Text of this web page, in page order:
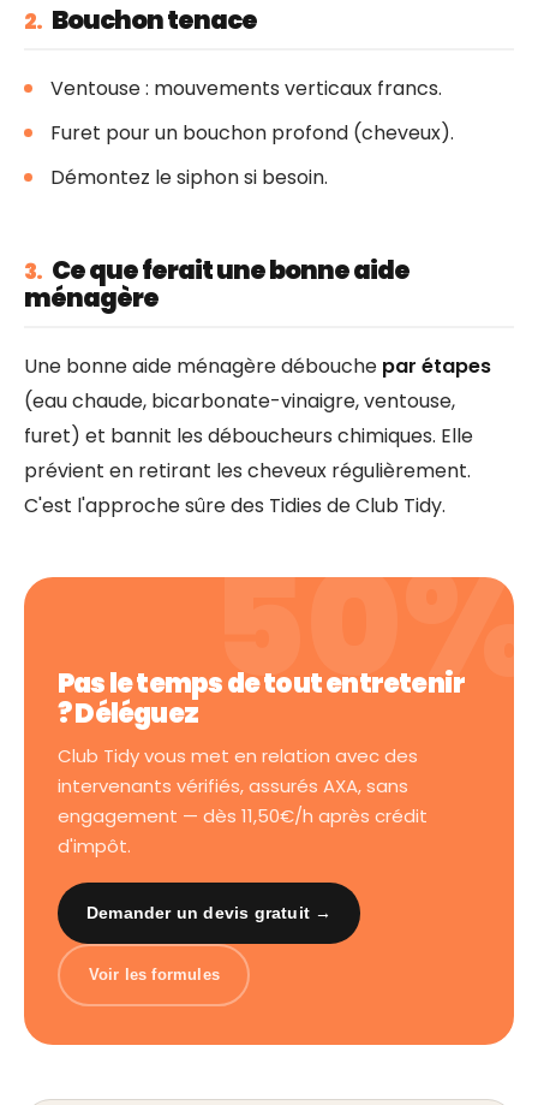
2. Bouchon tenace
Ventouse : mouvements verticaux francs.
Furet pour un bouchon profond (cheveux).
Démontez le siphon si besoin.
3. Ce que ferait une bonne aide
ménagère
Une bonne aide ménagère débouche par étapes
(eau chaude, bicarbonate-vinaigre, ventouse,
furet) et bannit les déboucheurs chimiques. Elle
prévient en retirant les cheveux régulièrement.
C'est l'approche sûre des Tidies de Club Tidy.
Pas le temps de tout entretenir
? Déléguez
Club Tidy vous met en relation avec des
intervenants vérifiés, assurés AXA, sans
engagement — dès 11,50€/h après crédit
d'impôt.
Demander un devis gratuit →
Voir les formules